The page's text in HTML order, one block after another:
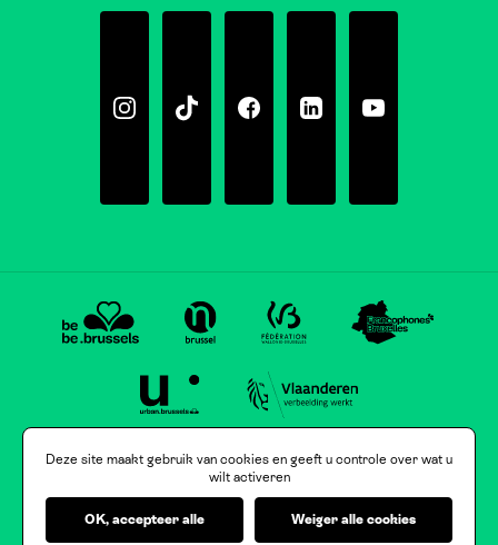
InstagramTiktok FacebookLinkedinYoutube
Deze site maakt gebruik van cookies en geeft u controle over wat u
wilt activeren
OK, accepteer alle Weiger alle cookies